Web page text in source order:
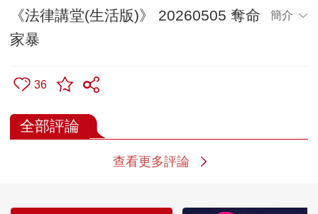
《法律講堂(生活版)》 20260505 奪命
家暴
簡介
36
全部評論
查看更多評論